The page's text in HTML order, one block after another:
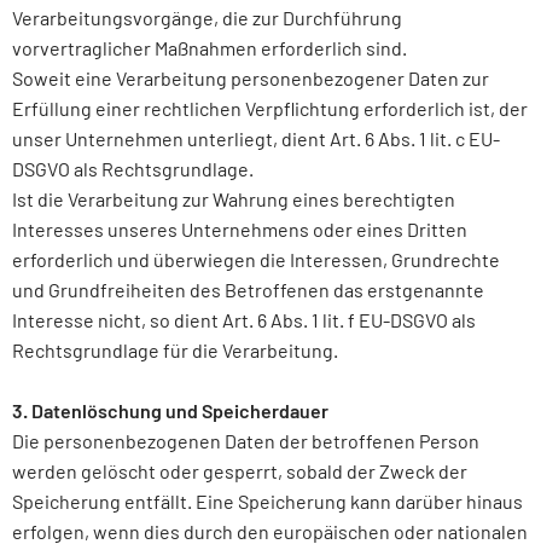
Verarbeitungsvorgänge, die zur Durchführung
vorvertraglicher Maßnahmen erforderlich sind.
Soweit eine Verarbeitung personenbezogener Daten zur
Erfüllung einer rechtlichen Verpflichtung erforderlich ist, der
unser Unternehmen unterliegt, dient Art. 6 Abs. 1 lit. c EU-
DSGVO als Rechtsgrundlage.
Ist die Verarbeitung zur Wahrung eines berechtigten
Interesses unseres Unternehmens oder eines Dritten
erforderlich und überwiegen die Interessen, Grundrechte
und Grundfreiheiten des Betroffenen das erstgenannte
Interesse nicht, so dient Art. 6 Abs. 1 lit. f EU-DSGVO als
Rechtsgrundlage für die Verarbeitung.
3. Datenlöschung und Speicherdauer
Die personenbezogenen Daten der betroffenen Person
werden gelöscht oder gesperrt, sobald der Zweck der
Speicherung entfällt. Eine Speicherung kann darüber hinaus
erfolgen, wenn dies durch den europäischen oder nationalen